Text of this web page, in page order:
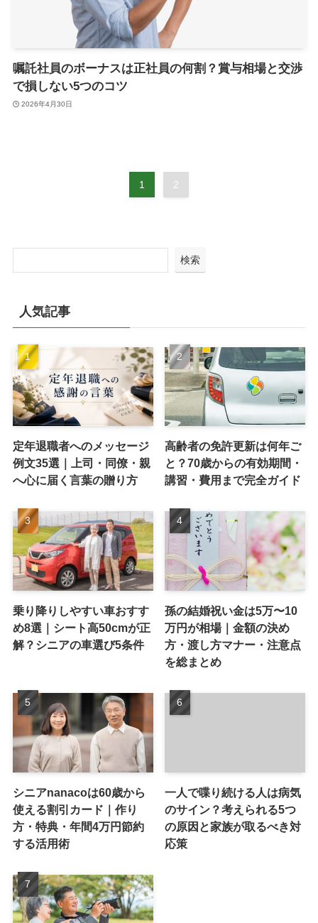
嘱託社員のボーナスは正社員の何割？賞与相場と交渉
で損しない5つのコツ
2026年4月30日
1 2
検索
人気記事
定年退職者へのメッセージ
例文35選｜上司・同僚・親
へ心に届く言葉の贈り方
高齢者の免許更新は何年ご
と？70歳からの有効期間・
講習・費用まで完全ガイド
乗り降りしやすい車おすす
め8選｜シート高50cmが正
解？シニアの車選び5条件
孫の結婚祝い金は5万〜10
万円が相場｜金額の決め
方・渡し方マナー・注意点
を総まとめ
シニアnanacoは60歳から
使える割引カード｜作り
方・特典・年間4万円節約
する活用術
一人で喋り続ける人は病気
のサイン？考えられる5つ
の原因と家族が取るべき対
応策